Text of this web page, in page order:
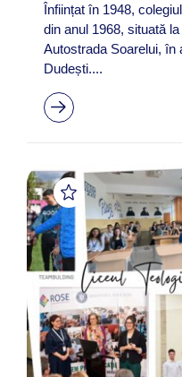
Înființat în 1948,
din anul 1968, situată
Autostrada Soarelui, în
Dudești....